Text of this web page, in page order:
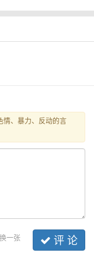
情、暴力、反动的言
换一张 评 论